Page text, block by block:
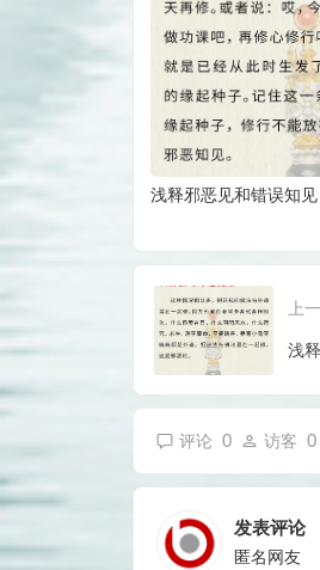
浅释邪恶见和错误知
上
浅
评论 0 访客 0
发表评论
匿名网友